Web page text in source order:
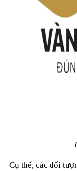
Cụ thể, các đối